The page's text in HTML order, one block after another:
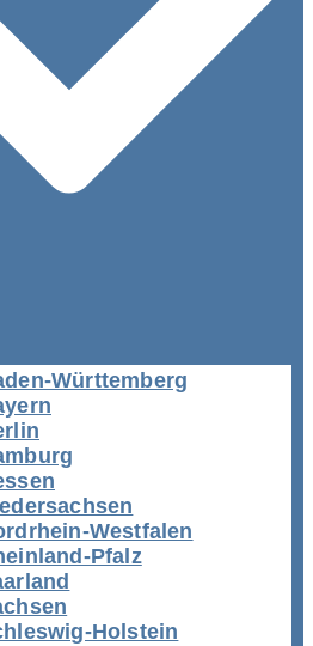
Württemberg
Westfalen
Pfalz
Holstein